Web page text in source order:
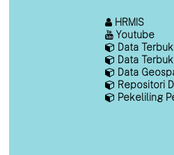
HRMIS
Youtube
Data
Data
Data
Repositori
Pekeliling